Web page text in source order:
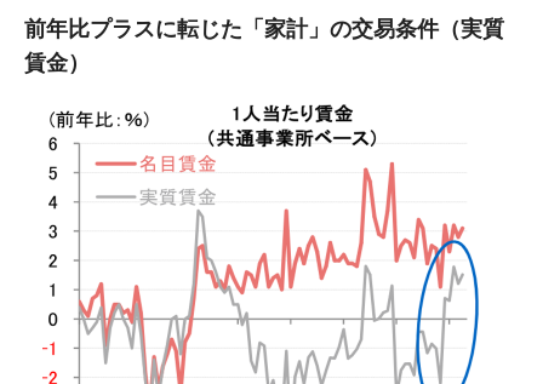
前年比プラスに転じた「家計」の交易条件（実質
賃金）